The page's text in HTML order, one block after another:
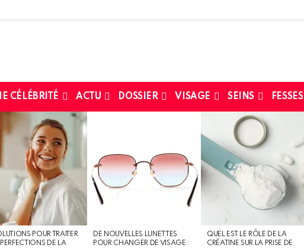
CÉLÉBRITÉ ACTU DOSSIER VISAGE SEINS FESSES
POUR TRAITER
DE LA
DE NOUVELLES LUNETTES
POUR CHANGER DE VISAGE :
QUEL EST LE RÔLE DE LA
CRÉATINE SUR LA PRISE DE